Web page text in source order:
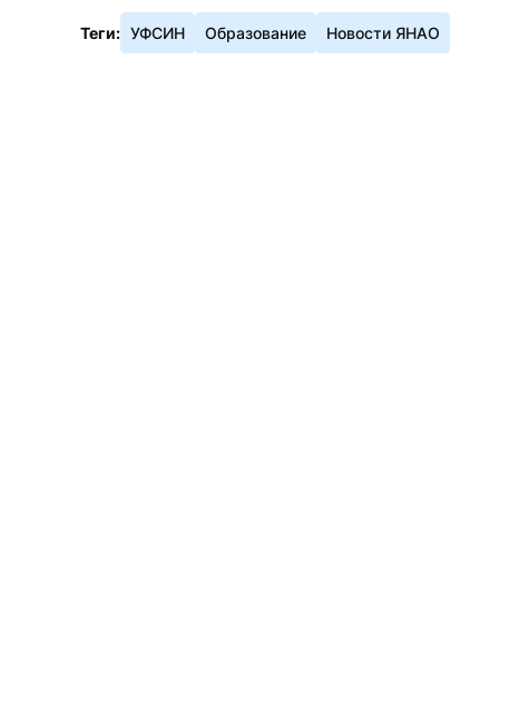
Теги: УФСИН Образование Новости ЯНАО